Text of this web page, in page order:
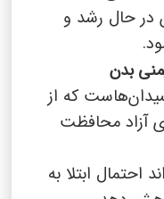
در حال رشد و
که از
آزاد محافظت
ابتلا به